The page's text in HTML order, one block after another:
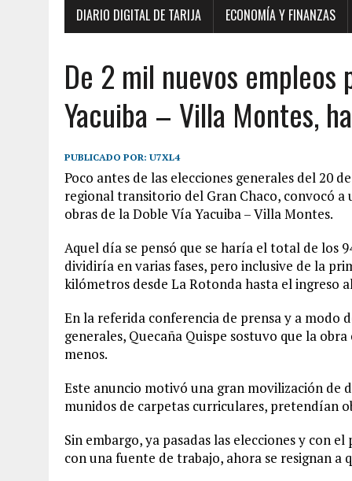
DIARIO DIGITAL DE TARIJA ECONOMÍA Y FINANZAS
De 2 mil nuevos
Yacuiba – Villa Montes,
PUBLICADO POR: U7XL4
Poco antes de las elecciones generales del 20
regional transitorio del Gran Chaco, convocó
obras de la Doble Vía Yacuiba – Villa Montes.
Aquel día se pensó que se haría el total de los
dividiría en varias fases, pero inclusive de la
kilómetros desde La Rotonda hasta el ingreso
En la referida conferencia de prensa y a modo
generales, Quecaña Quispe sostuvo que la
menos.
Este anuncio motivó una gran movilización de
munidos de carpetas curriculares, pretendían
Sin embargo, ya pasadas las elecciones y con
con una fuente de trabajo, ahora se resignan a